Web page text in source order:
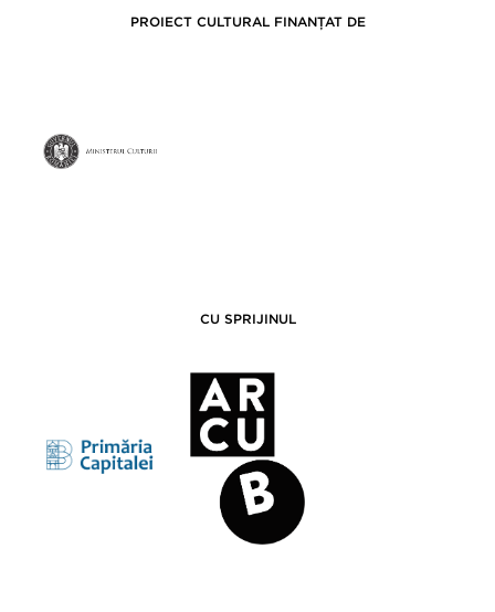
PROIECT CULTURAL FINANȚAT DE
CU SPRIJINUL